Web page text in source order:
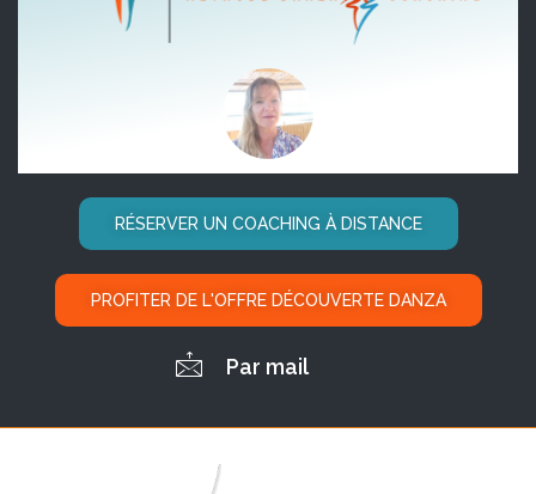
RÉSERVER UN COACHING À DISTANCE
PROFITER DE L'OFFRE DÉCOUVERTE DANZA
Par mail